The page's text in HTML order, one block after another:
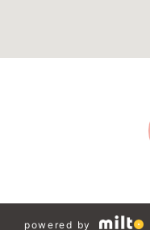
powered by